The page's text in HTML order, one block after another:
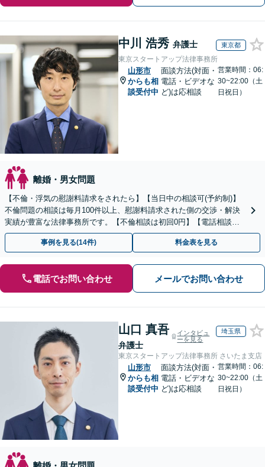
中川 浩秀 弁護士 東京都
東京スタートアップ法律事務所
山形市
からも相
談受付中
面談方法(対面・
電話・ビデオな
ど)は応相談
営業時間：06:
30~22:00（土
日祝日）
離婚・男女問題
【不倫・浮気の慰謝料請求をされたら】【当日中の相談可(予約制)】
不倫問題の相談は毎月100件以上、慰謝料請求された側の交渉・解決
実績が豊富な法律事務所です。【不倫相談は初回0円】【電話相談で
ご契約まで対応可/来所不要】
事例を見る(14件) 料金表を見る
電話でお問い合わせ メールでお問い合わせ
山口 真吾
弁護士
インタビュ
ーを見る
埼玉県
東京スタートアップ法律事務所 さいたま支店
山形市
からも相
談受付中
面談方法(対面・
電話・ビデオな
ど)は応相談
営業時間：06:
30~22:00（土
日祝日）